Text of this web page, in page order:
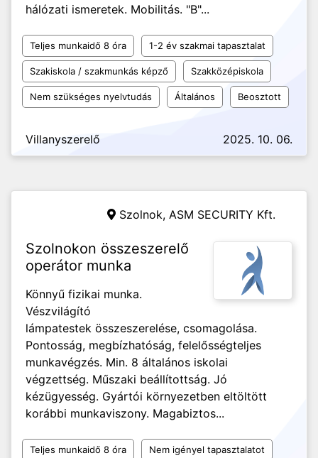
hálózati ismeretek. Mobilitás. "B"...
Teljes munkaidő 8 óra 1-2 év szakmai tapasztalat
Szakiskola / szakmunkás képző Szakközépiskola
Nem szükséges nyelvtudás Általános Beosztott
Villanyszerelő 2025. 10. 06.
Szolnok, ASM SECURITY Kft.
Szolnokon összeszerelő
operátor munka
Könnyű fizikai munka.
Vészvilágító
lámpatestek összeszerelése, csomagolása.
Pontosság, megbízhatóság, felelősségteljes
munkavégzés. Min. 8 általános iskolai
végzettség. Műszaki beállítottság. Jó
kézügyesség. Gyártói környezetben eltöltött
korábbi munkaviszony. Magabiztos...
Teljes munkaidő 8 óra Nem igényel tapasztalatot